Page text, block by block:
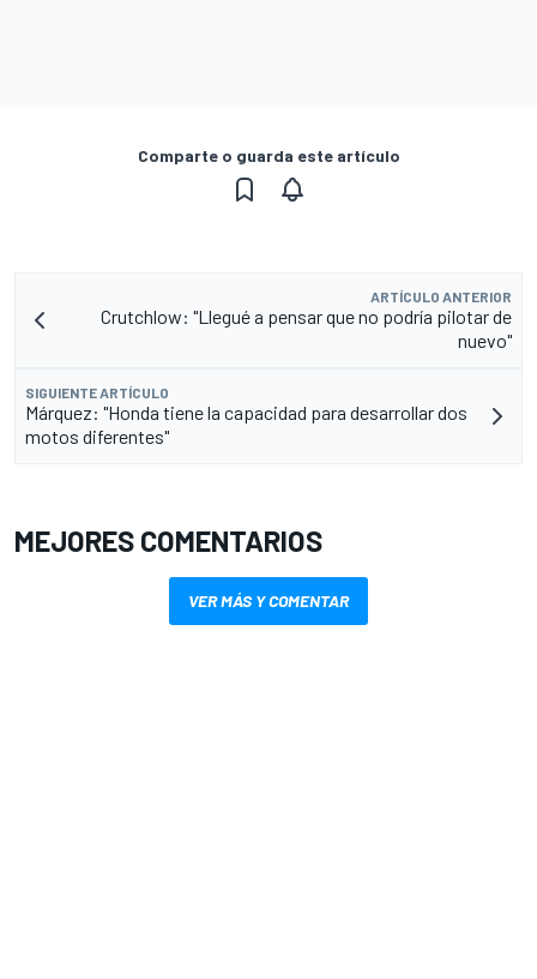
Comparte o guarda este artículo
ARTÍCULO ANTERIOR
Crutchlow: "Llegué a pensar que no podría pilotar de
nuevo"
SIGUIENTE ARTÍCULO
Márquez: "Honda tiene la capacidad para desarrollar dos
motos diferentes"
MEJORES COMENTARIOS
VER MÁS Y COMENTAR